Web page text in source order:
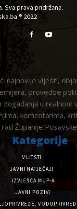
Sva prava pridržana.
® 2022
najnovije vijesti,
provedbe
u realnom
komentarima,
Županije
Kategorije
VIJESTI
JAVNI NATJEČAJI
IZVJEŠĆA MUP-A
JAVNI POZIVI